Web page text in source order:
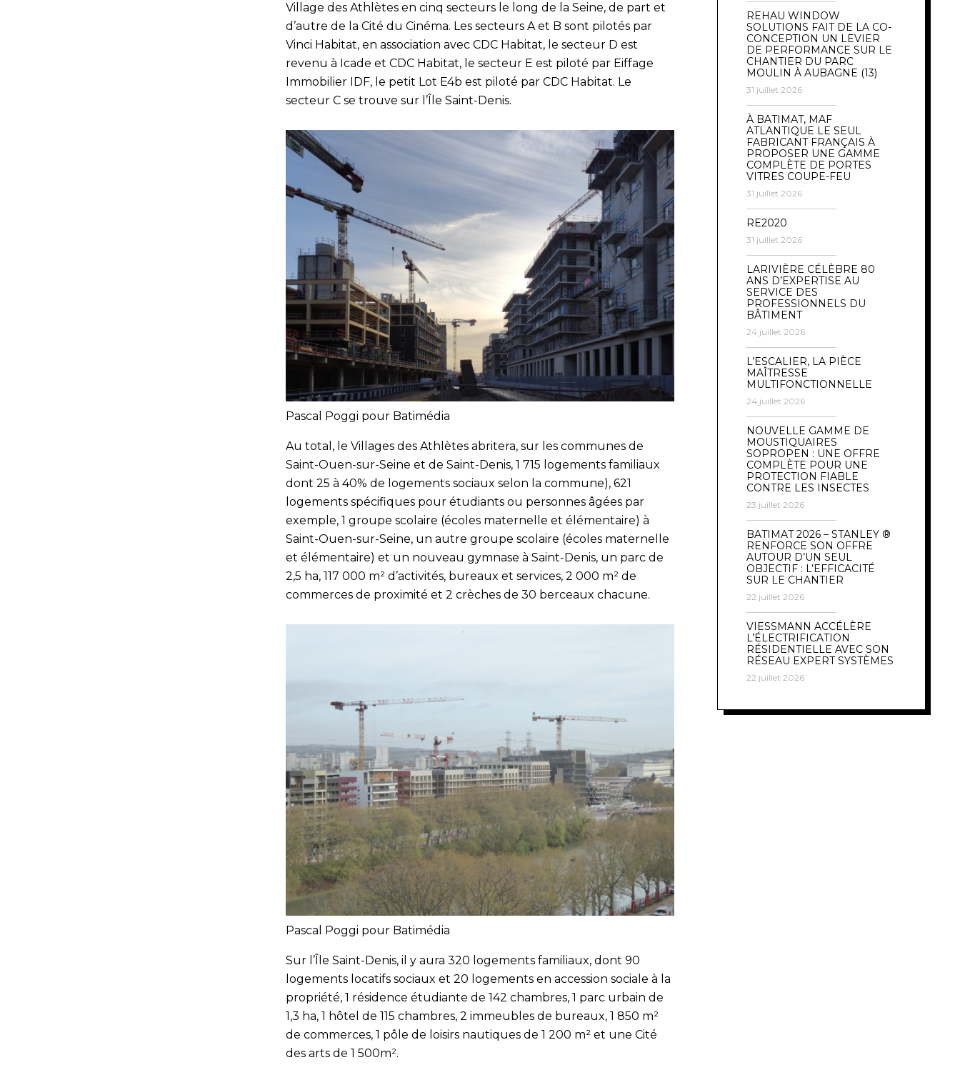
Village des Athlètes en cinq secteurs le long de la Seine, de part et
d’autre de la Cité du Cinéma. Les secteurs A et B sont pilotés par
Vinci Habitat, en association avec CDC Habitat, le secteur D est
revenu à Icade et CDC Habitat, le secteur E est piloté par Eiffage
Immobilier IDF, le petit Lot E4b est piloté par CDC Habitat. Le
secteur C se trouve sur l’Île Saint-Denis.
Pascal Poggi pour Batimédia
Au total, le Villages des Athlètes abritera, sur les communes de
Saint-Ouen-sur-Seine et de Saint-Denis, 1 715 logements familiaux
dont 25 à 40% de logements sociaux selon la commune), 621
logements spécifiques pour étudiants ou personnes âgées par
exemple, 1 groupe scolaire (écoles maternelle et élémentaire) à
Saint-Ouen-sur-Seine, un autre groupe scolaire (écoles maternelle
et élémentaire) et un nouveau gymnase à Saint-Denis, un parc de
2,5 ha, 117 000 m² d’activités, bureaux et services, 2 000 m² de
commerces de proximité et 2 crèches de 30 berceaux chacune.
Pascal Poggi pour Batimédia
Sur l’Île Saint-Denis, il y aura 320 logements familiaux, dont 90
logements locatifs sociaux et 20 logements en accession sociale à la
propriété, 1 résidence étudiante de 142 chambres, 1 parc urbain de
1,3 ha, 1 hôtel de 115 chambres, 2 immeubles de bureaux, 1 850 m²
de commerces, 1 pôle de loisirs nautiques de 1 200 m² et une Cité
des arts de 1 500m².
REHAU WINDOW
SOLUTIONS FAIT DE LA CO-
CONCEPTION UN LEVIER
DE PERFORMANCE SUR LE
CHANTIER DU PARC
MOULIN À AUBAGNE (13)
31 juillet 2026
À BATIMAT, MAF
ATLANTIQUE LE SEUL
FABRICANT FRANÇAIS À
PROPOSER UNE GAMME
COMPLÈTE DE PORTES
VITRES COUPE-FEU
31 juillet 2026
RE2020
31 juillet 2026
LARIVIÈRE CÉLÈBRE 80
ANS D’EXPERTISE AU
SERVICE DES
PROFESSIONNELS DU
BÂTIMENT
24 juillet 2026
L’ESCALIER, LA PIÈCE
MAÎTRESSE
MULTIFONCTIONNELLE
24 juillet 2026
NOUVELLE GAMME DE
MOUSTIQUAIRES
SOPROPEN : UNE OFFRE
COMPLÈTE POUR UNE
PROTECTION FIABLE
CONTRE LES INSECTES
23 juillet 2026
BATIMAT 2026 – STANLEY ®
RENFORCE SON OFFRE
AUTOUR D’UN SEUL
OBJECTIF : L’EFFICACITÉ
SUR LE CHANTIER
22 juillet 2026
VIESSMANN ACCÉLÈRE
L’ÉLECTRIFICATION
RÉSIDENTIELLE AVEC SON
RÉSEAU EXPERT SYSTÈMES
22 juillet 2026